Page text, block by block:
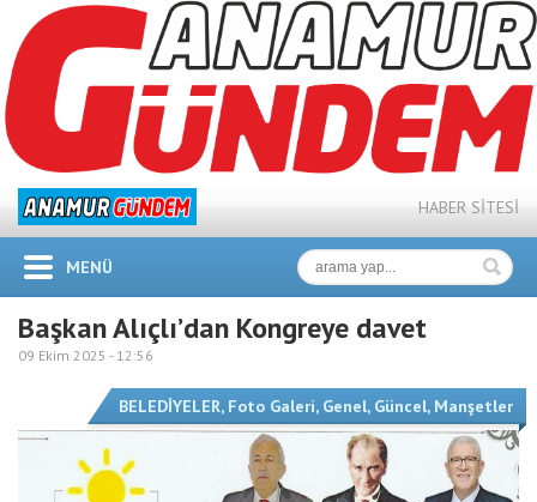
HABER SİTESİ
MENÜ
Başkan Alıçlı’dan Kongreye davet
09 Ekim 2025 - 12:56
BELEDİYELER, Foto Galeri, Genel, Güncel, Manşetler